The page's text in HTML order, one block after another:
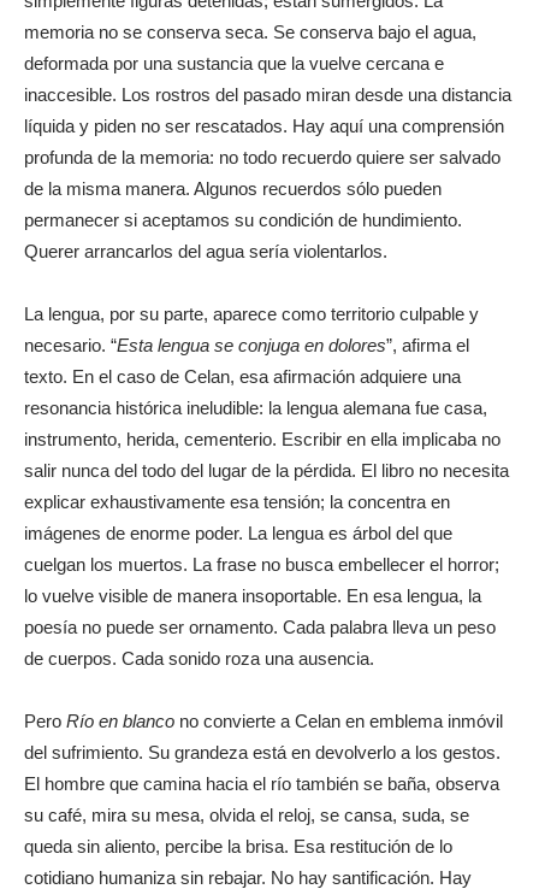
memoria no se conserva seca. Se conserva bajo el agua,
deformada por una sustancia que la vuelve cercana e
inaccesible. Los rostros del pasado miran desde una distancia
líquida y piden no ser rescatados. Hay aquí una comprensión
profunda de la memoria: no todo recuerdo quiere ser salvado
de la misma manera. Algunos recuerdos sólo pueden
permanecer si aceptamos su condición de hundimiento.
Querer arrancarlos del agua sería violentarlos.
La lengua, por su parte, aparece como territorio culpable y
necesario. “Esta lengua se conjuga en dolores”, afirma el
texto. En el caso de Celan, esa afirmación adquiere una
resonancia histórica ineludible: la lengua alemana fue casa,
instrumento, herida, cementerio. Escribir en ella implicaba no
salir nunca del todo del lugar de la pérdida. El libro no necesita
explicar exhaustivamente esa tensión; la concentra en
imágenes de enorme poder. La lengua es árbol del que
cuelgan los muertos. La frase no busca embellecer el horror;
lo vuelve visible de manera insoportable. En esa lengua, la
poesía no puede ser ornamento. Cada palabra lleva un peso
de cuerpos. Cada sonido roza una ausencia.
Pero Río en blanco no convierte a Celan en emblema inmóvil
del sufrimiento. Su grandeza está en devolverlo a los gestos.
El hombre que camina hacia el río también se baña, observa
su café, mira su mesa, olvida el reloj, se cansa, suda, se
queda sin aliento, percibe la brisa. Esa restitución de lo
cotidiano humaniza sin rebajar. No hay santificación. Hay